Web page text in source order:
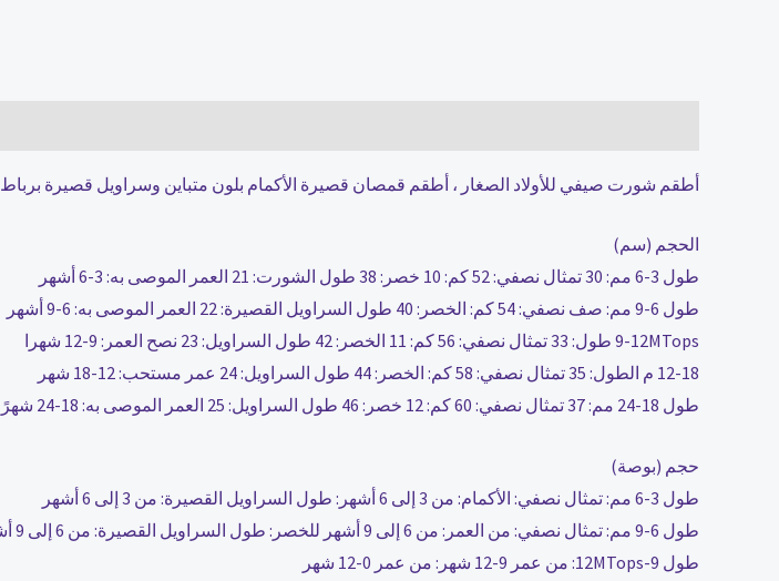
أطقم شورت صيفي للأولاد الصغار ، أطقم قمصان قصيرة الأكمام بلون متباين وسراويل قصيرة برباط
الحجم (سم)
طول 3-6 مم: 30 تمثال نصفي: 52 كم: 10 خصر: 38 طول الشورت: 21 العمر الموصى به: 3-6 أشهر
طول 6-9 مم: صف نصفي: 54 كم: الخصر: 40 طول السراويل القصيرة: 22 العمر الموصى به: 6-9 أشهر
9-12MTops طول: 33 تمثال نصفي: 56 كم: 11 الخصر: 42 طول السراويل: 23 نصح العمر: 9-12 شهرا
12-18 م الطول: 35 تمثال نصفي: 58 كم: الخصر: 44 طول السراويل: 24 عمر مستحب: 12-18 شهر
طول 18-24 مم: 37 تمثال نصفي: 60 كم: 12 خصر: 46 طول السراويل: 25 العمر الموصى به: 18-24 شهرًا
حجم (بوصة)
طول 3-6 مم: تمثال نصفي: الأكمام: من 3 إلى 6 أشهر: طول السراويل القصيرة: من 3 إلى 6 أشهر
طول 6-9 مم: تمثال نصفي: من العمر: من 6 إلى 9 أشهر للخصر: طول السراويل القصيرة: من 6 إلى 9 أشهر
طول 9-12MTops: من عمر 9-12 شهر: من عمر 0-12 شهر